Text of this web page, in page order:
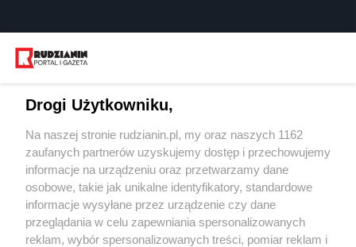
33 / 0
Wydawca mediów
Drogi Użytkowniku,
Na naszej stronie rudzianin.pl, my oraz naszych 1162
zaufanych partnerów uzyskujemy dostęp i przechowujemy
informacje na urządzeniu oraz przetwarzamy dane
osobowe, takie jak unikalne identyfikatory, standardowe
informacje wysyłane przez urządzenie czy dane
przeglądania w celu zapewniania spersonalizowanych
reklam, wybór spersonalizowanych treści, pomiar reklam i